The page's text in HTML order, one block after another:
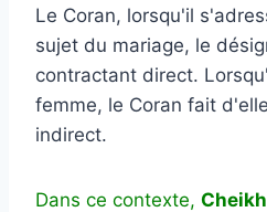
Le Coran, lorsqu'il
sujet du mariage, le
contractant direct.
femme, le Coran fait
indirect.
Dans ce contexte,